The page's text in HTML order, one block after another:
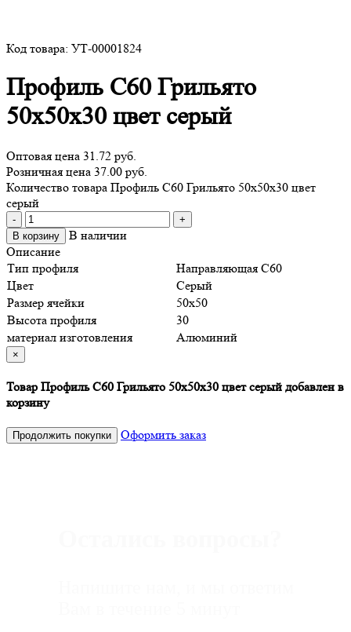
Код товара: УТ-00001824
Профиль С60 Грильято
50х50х30 цвет серый
Оптовая цена 31.72 руб.
Розничная цена 37.00 руб.
Количество товара Профиль С60 Грильято 50х50х30 цвет
серый
-
+
В корзину
В наличии
Описание
Тип профиля
Направляющая С60
Цвет
Серый
Размер ячейки
50х50
Высота профиля
30
материал изготовления
Алюминий
×
Товар Профиль С60 Грильято 50х50х30 цвет серый добавлен в
корзину
Продолжить покупки Оформить заказ